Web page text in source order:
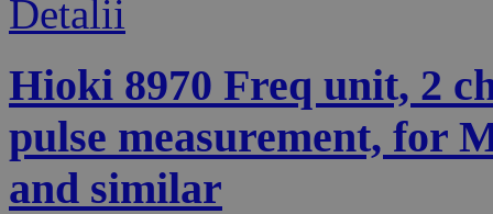
Detalii
Hioki 8970 Freq unit, 2
pulse measurement, for
and similar